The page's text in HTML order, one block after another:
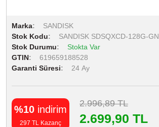
Marka
SANDISK
Stok Kodu
SANDISK SDSQXCD-128G-
Stok Durumu
Stokta Var
GTIN
619659188528
Garanti Süresi
24 Ay
%10 indirim
297 TL Kazanç
2.996,89 TL
2.699,90 TL